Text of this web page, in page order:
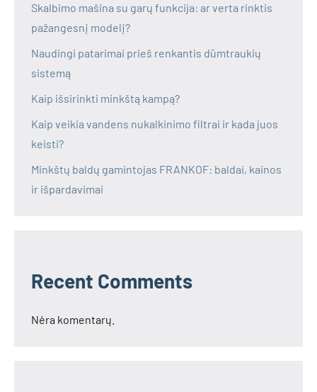
Skalbimo mašina su garų funkcija: ar verta rinktis
pažangesnį modelį?
Naudingi patarimai prieš renkantis dūmtraukių
sistemą
Kaip išsirinkti minkštą kampą?
Kaip veikia vandens nukalkinimo filtrai ir kada juos
keisti?
Minkštų baldų gamintojas FRANKOF: baldai, kainos
ir išpardavimai
Recent Comments
Nėra komentarų.